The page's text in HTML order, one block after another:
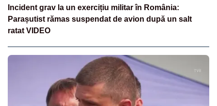
Incident grav la un exercițiu militar în România:
Parașutist rămas suspendat de avion după un salt
ratat VIDEO